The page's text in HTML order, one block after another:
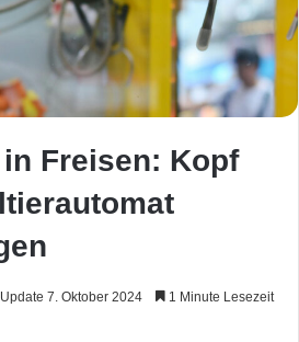
Freisen: Kopf
7. Oktober 2024 1 Minute Lesezeit